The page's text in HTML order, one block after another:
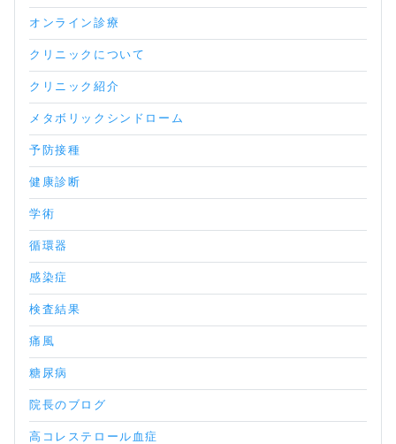
オンライン診療
クリニックについて
クリニック紹介
メタボリックシンドローム
予防接種
健康診断
学術
循環器
感染症
検査結果
痛風
糖尿病
院長のブログ
高コレステロール血症